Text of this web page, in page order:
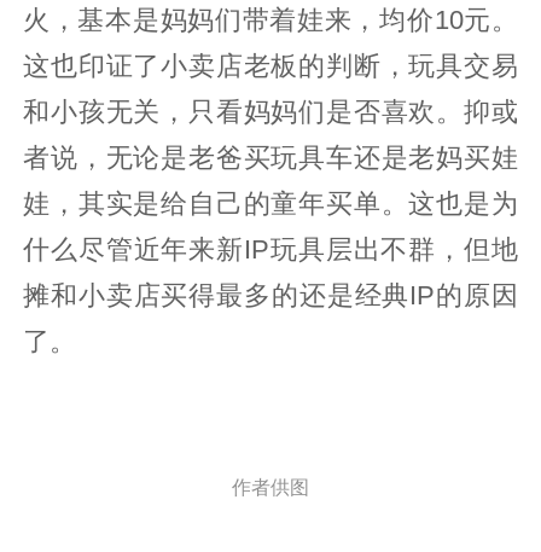
火，基本是妈妈们带着娃来，均价10元。
这也印证了小卖店老板的判断，玩具交易
和小孩无关，只看妈妈们是否喜欢。抑或
者说，无论是老爸买玩具车还是老妈买娃
娃，其实是给自己的童年买单。这也是为
什么尽管近年来新IP玩具层出不群，但地
摊和小卖店买得最多的还是经典IP的原因
了。
作者供图